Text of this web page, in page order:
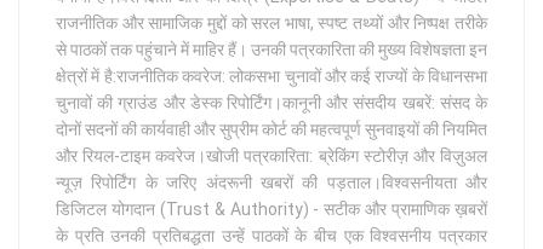
राजनीतिक और सामाजिक मुद्दों को सरल भाषा, स्पष्ट तथ्यों और निष्पक्ष तरीके
से पाठकों तक पहुंचाने में माहिर हैं। उनकी पत्रकारिता की मुख्य विशेषज्ञता इन
क्षेत्रों में है:राजनीतिक कवरेज: लोकसभा चुनावों और कई राज्यों के विधानसभा
चुनावों की ग्राउंड और डेस्क रिपोर्टिंग।कानूनी और संसदीय खबरें: संसद के
दोनों सदनों की कार्यवाही और सुप्रीम कोर्ट की महत्वपूर्ण सुनवाइयों की नियमित
और रियल-टाइम कवरेज।खोजी पत्रकारिता: ब्रेकिंग स्टोरीज़ और विज़ुअल
न्यूज़ रिपोर्टिंग के जरिए अंदरूनी खबरों की पड़ताल।विश्वसनीयता और
डिजिटल योगदान (Trust & Authority) - सटीक और प्रामाणिक ख़बरों
के प्रति उनकी प्रतिबद्धता उन्हें पाठकों के बीच एक विश्वसनीय पत्रकार